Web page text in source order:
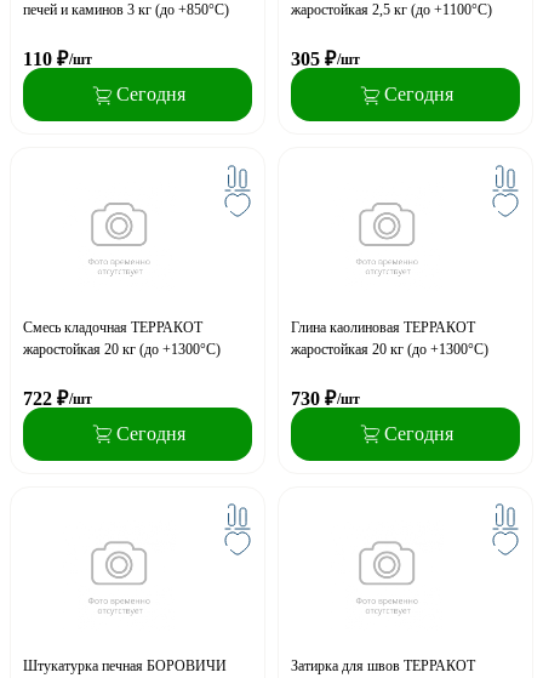
печей и каминов 3 кг (до +850°С)
110 ₽/шт
Сегодня
жаростойкая 2,5 кг (до +1100°С)
305 ₽/шт
Сегодня
Смесь кладочная ТЕРРАКОТ
жаростойкая 20 кг (до +1300°С)
722 ₽/шт
Сегодня
Глина каолиновая ТЕРРАКОТ
жаростойкая 20 кг (до +1300°С)
730 ₽/шт
Сегодня
Штукатурка печная БОРОВИЧИ
Затирка для швов ТЕРРАКОТ